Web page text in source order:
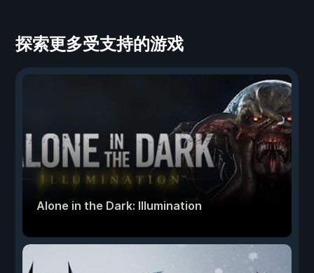
探索更多受支持的游戏
Alone in the Dark: Illumination